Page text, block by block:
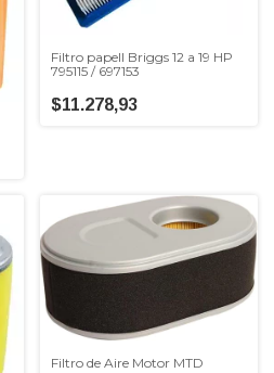
Filtro papell Briggs 12 a 19 HP
795115 / 697153
$11.278,93
Filtro de Aire Motor MTD